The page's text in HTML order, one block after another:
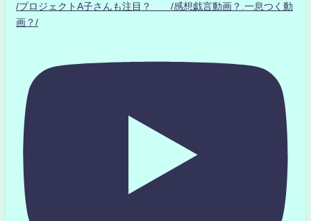
/プロジェクトA子さんも注目？ /感想戯言動画？.一息つく動
画？/